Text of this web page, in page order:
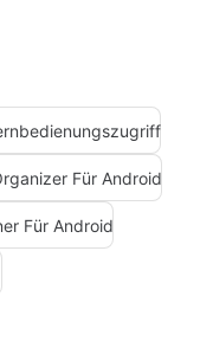
Für Android
Für Android